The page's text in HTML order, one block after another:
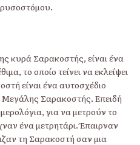
κυρά Σαρακοστής, είναι ένα
το οποίο τείνει να εκλείψει
είναι ένα αυτοσχέδιο
Μεγάλης Σαρακοστής. Επειδή
για να µετρούν το
ένα µετρητάρι. Έπαιρναν
τη Σαρακοστή σαν µια